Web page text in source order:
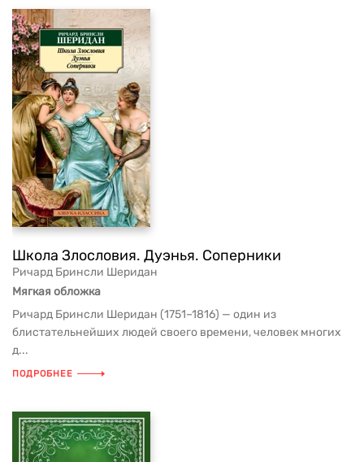
Школа Злословия. Дуэнья. Соперники
Ричард Бринсли Шеридан
Мягкая обложка
Ричард Бринсли Шеридан (1751–1816) — один из
блистательнейших людей своего времени, человек многих
д...
ПОДРОБНЕЕ